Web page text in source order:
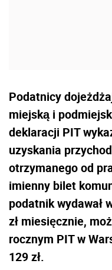
Podatnicy
miejską i
deklaracji PIT
uzyskania
otrzymanego od
imienny bilet
podatnik wydawał
zł miesięcznie,
rocznym PIT w
129 zł.